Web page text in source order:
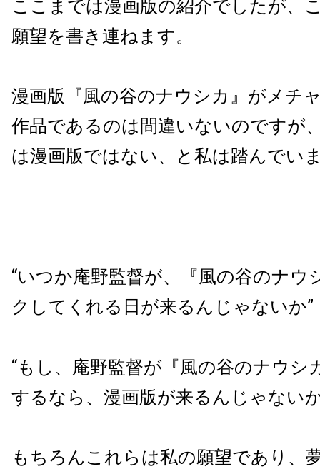
ここまでは漫画版の紹介でしたが、
願望を書き連ねます。
漫画版『風の谷のナウシカ』がメチ
作品であるのは間違いないのですが
は漫画版ではない、と私は踏んでい
“いつか庵野監督が、『風の谷のナウ
クしてくれる日が来るんじゃないか”
“もし、庵野監督が『風の谷のナウシ
するなら、漫画版が来るんじゃない
もちろんこれらは私の願望であり、